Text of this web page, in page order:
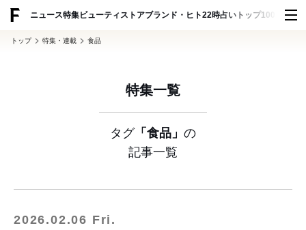
ニュース特集ビューティ ストアブランド・ヒト22時占い トップ100 スナッ
トップ 特集・連載 食品
特集一覧
タグ「食品」 の
記事一覧
2026.02.06 Fri.